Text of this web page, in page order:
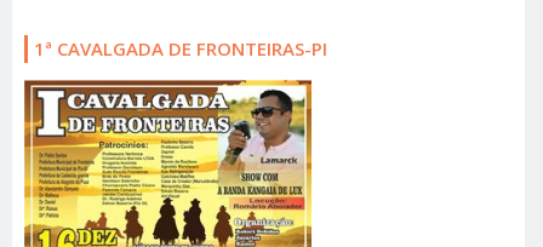
1ª CAVALGADA DE FRONTEIRAS-PI